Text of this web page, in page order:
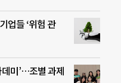
업들 ‘위험 관
미’…조별 과제